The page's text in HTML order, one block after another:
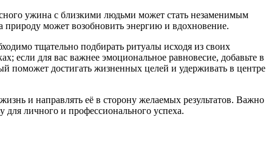
ужина с близкими людьми может стать незаменимым
может возобновить энергию и вдохновение.
тщательно подбирать ритуалы исходя из своих
если для вас важнее эмоциональное равновесие, добавьте в
поможет достигать жизненных целей и удерживать в центре
и направлять её в сторону желаемых результатов. Важно
для личного и профессионального успеха.